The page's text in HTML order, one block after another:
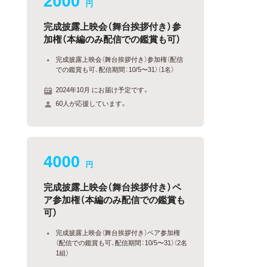
円
完成披露上映会（舞台挨拶付き）参
加権（本編のみ配信での鑑賞も可）
完成披露上映会（舞台挨拶付き）参加権（配信
での鑑賞も可、配信期間：10/5〜31）（1名）
2024年10月 にお届け予定です。
60人が応援しています。
4000 円
完成披露上映会（舞台挨拶付き）ペ
ア参加権（本編のみ配信での鑑賞も
可）
完成披露上映会（舞台挨拶付き）ペア参加権
（配信での鑑賞も可、配信期間：10/5〜31）（2名
1組）